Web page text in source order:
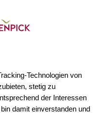
Technologien von
stetig zu
der Interessen
damit einverstanden und
der Bildgalerie springen
Zum Anfang der